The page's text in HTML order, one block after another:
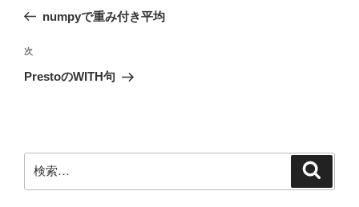
ビ
ゲ
ン
の
稿
numpyで重み付き平均
次
の
次
PrestoのWITH句
索: